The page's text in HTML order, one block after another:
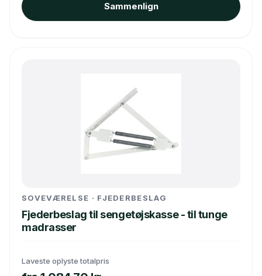
Sammenlign
SOVEVÆRELSE · FJEDERBESLAG
Fjederbeslag til sengetøjskasse - til tunge
madrasser
Laveste oplyste totalpris